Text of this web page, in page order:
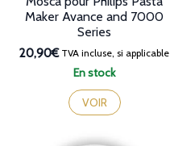
En stock
Maker Avance and 7000
Series
20,90€TVA incluse, si applicable
VOIR